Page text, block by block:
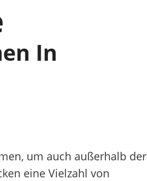
In
um auch außerhalb der
eine Vielzahl von